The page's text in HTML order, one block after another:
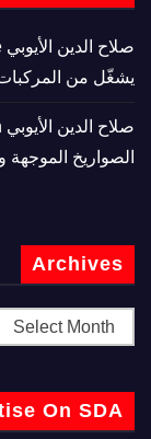
صلاح الدين الأيوبي
يشغّل من
صلاح الدين الأيوبي
الصواريخ الموجهة
Archives
On SDA